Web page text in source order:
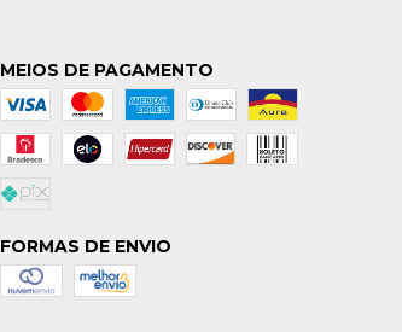
MEIOS DE PAGAMENTO
FORMAS DE ENVIO